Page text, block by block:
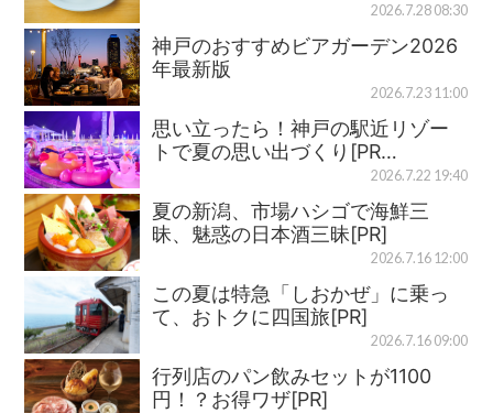
2026.7.28 08:30
神戸のおすすめビアガーデン2026
年最新版
2026.7.23 11:00
思い立ったら！神戸の駅近リゾー
トで夏の思い出づくり[PR…
2026.7.22 19:40
夏の新潟、市場ハシゴで海鮮三
昧、魅惑の日本酒三昧[PR]
2026.7.16 12:00
この夏は特急「しおかぜ」に乗っ
て、おトクに四国旅[PR]
2026.7.16 09:00
行列店のパン飲みセットが1100
円！？お得ワザ[PR]